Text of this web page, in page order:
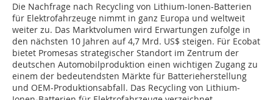
Die Nachfrage nach Recycling von Lithium-Ionen-Batterien
für Elektrofahrzeuge nimmt in ganz Europa und weltweit
weiter zu. Das Marktvolumen wird Erwartungen zufolge in
den nächsten 10 Jahren auf 4,7 Mrd. US$ steigen. Für Ecobat
bietet Promesas strategischer Standort im Zentrum der
deutschen Automobilproduktion einen wichtigen Zugang zu
einem der bedeutendsten Märkte für Batterieherstellung
und OEM-Produktionsabfall. Das Recycling von Lithium-